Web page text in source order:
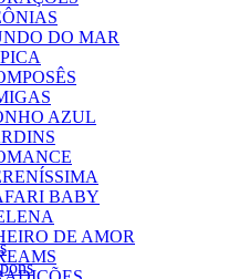
DO MAR
AZUL
BABY
DE AMOR